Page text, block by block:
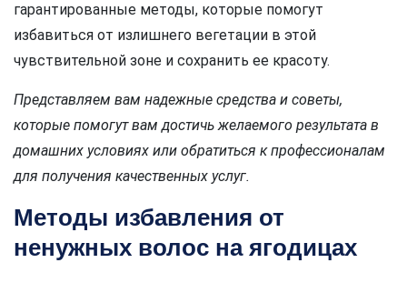
гарантированные методы, которые помогут
избавиться от излишнего вегетации в этой
чувствительной зоне и сохранить ее красоту.
Представляем вам надежные средства и советы,
которые помогут вам достичь желаемого результата в
домашних условиях или обратиться к профессионалам
для получения качественных услуг.
Методы избавления от
ненужных волос на ягодицах